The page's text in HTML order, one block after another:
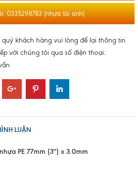
0335298783 (nhựa tái sinh)
khách hàng vui lòng để lại thông tin
với chúng tôi qua số điện thoại:
LUẬN
PE 77mm (3'') x 3.0mm